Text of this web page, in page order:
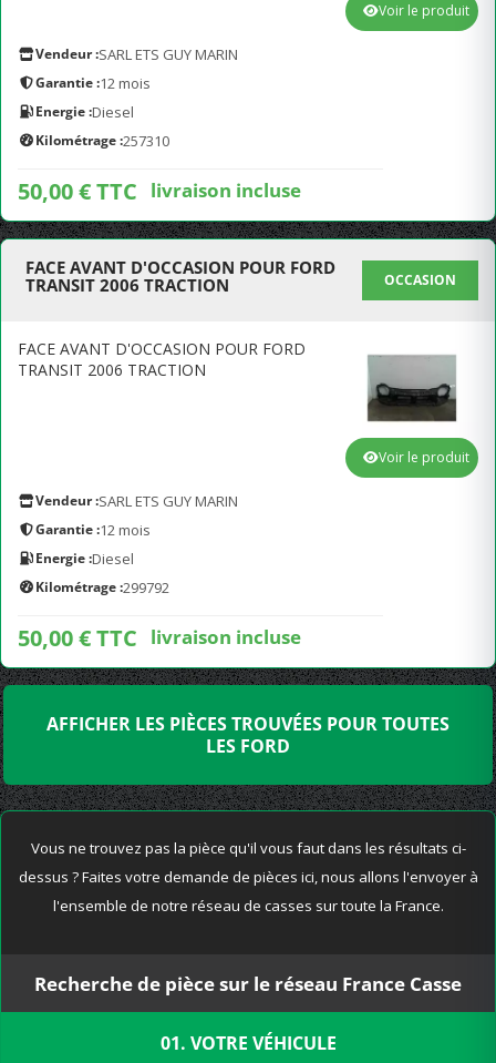
Vendeur :SARL ETS GUY MARIN
Garantie :12 mois
Energie :Diesel
Kilométrage :257310
50,00 € TTC livraison incluse
Voir le produit
FACE AVANT D'OCCASION POUR FORD
TRANSIT 2006 TRACTION
OCCASION
FACE AVANT D'OCCASION POUR FORD
TRANSIT 2006 TRACTION
Vendeur :SARL ETS GUY MARIN
Garantie :12 mois
Energie :Diesel
Kilométrage :299792
50,00 € TTC livraison incluse
Voir le produit
AFFICHER LES PIÈCES TROUVÉES POUR TOUTES
LES FORD
Vous ne trouvez pas la pièce qu'il vous faut dans les résultats ci-
dessus ? Faites votre demande de pièces ici, nous allons l'envoyer à
l'ensemble de notre réseau de casses sur toute la France.
Recherche de pièce sur le réseau France Casse
01. VOTRE VÉHICULE